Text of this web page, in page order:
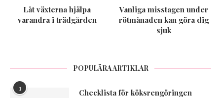
Låt växterna hjälpa
varandra i trädgården
Vanliga misstagen under
rötmånaden kan göra dig
sjuk
POPULÄRA ARTIKLAR
1 Checklista för köksrengöringen